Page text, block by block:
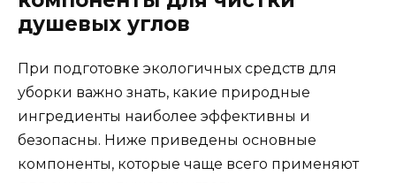
душевых углов
При подготовке экологичных средств для
уборки важно знать, какие природные
ингредиенты наиболее эффективны и
безопасны. Ниже приведены основные
компоненты, которые чаще всего применяют